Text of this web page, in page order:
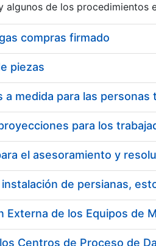
algunos de los procedimientos
compras firmado
piezas
de persianas,